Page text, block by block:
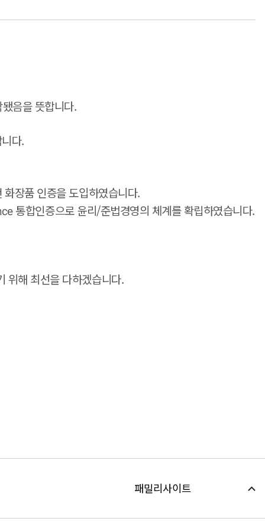
음을 뜻합니다.
다.
장품 인증을 도입하였습니다.
통합인증으로 윤리/준법경영의 체계를 확립하였습니다.
위해 최선을 다하겠습니다.